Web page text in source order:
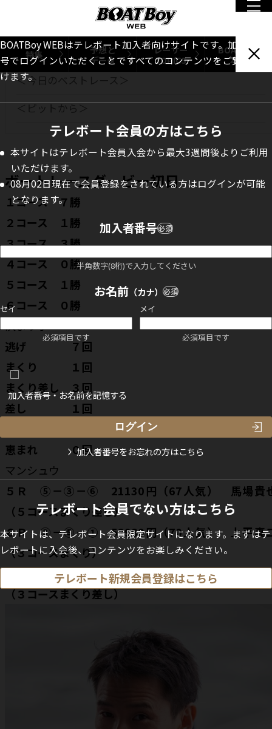
特集
予想と
データ
レーサー
TOPICS
BOATBoy
本誌
BOATBoy WEBはテレボート加入者向けサイトです。加入者番
号でログインいただくことですべてのコンテンツをご覧いただ
けます。
テレボート会員の方はこちら
本サイトはテレボート会員入会から最大3週間後よりご利用
いただけます。
08月02日現在で会員登録をされている方はログインが可能
となります。
加入者番号必須
半角数字(8桁)で入力してください
お名前（カナ） 必須
セイ
必須項目です
メイ
必須項目です
加入者番号・お名前を記憶する
加入者番号をお忘れの方はこちら
テレボート会員でない方はこちら
本サイトは、テレボート会員限定サイトになります。まずはテ
レボートに入会後、コンテンツをお楽しみください。
テレボート新規会員登録はこちら
INDEX
ボートレースダービー初日
＜今日のベストレース＞
＜ピットから＞
ボートレースダービー初日
１コース ７勝
２コース １勝
３コース ３勝
４コース ０勝
５コース １勝
６コース ０勝
決まり手
逃げ ７回
まくり １回
まくり差し ３回
差し １回
恵まれ ０回
マンシュウ
５Ｒ ⑤－③－⑥ 21130円（67人気） 馬場貴
（５コースまくり差し）
６Ｒ ③－⑤－① 52980円（70人気） 上平真
（３コースまくり）
11Ｒ ③－⑤－⑥ 37250円（71人気） 仲谷颯
（３コースまくり差し）